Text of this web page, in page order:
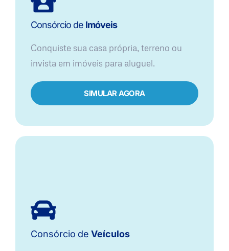
Consórcio de Imóveis
Conquiste sua casa própria, terreno ou
invista em imóveis para aluguel.
SIMULAR AGORA​
Consórcio de Veículos